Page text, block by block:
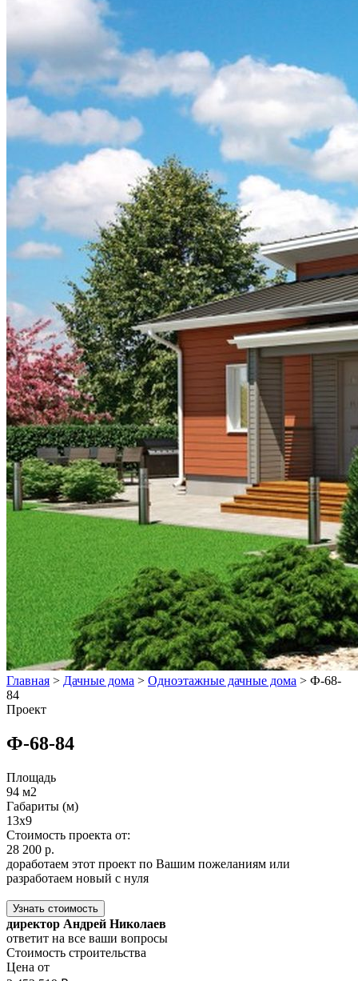
Главная > Дачные дома > Одноэтажные дачные дома > Ф-68-
84
Проект
Ф-68-84
Площадь
94 м2
Габариты (м)
13x9
Стоимость проекта от:
28 200 р.
доработаем этот проект по Вашим пожеланиям или
разработаем новый с нуля
Узнать стоимость
директор Андрей Николаев
ответит на все ваши вопросы
Стоимость строительства
Цена от